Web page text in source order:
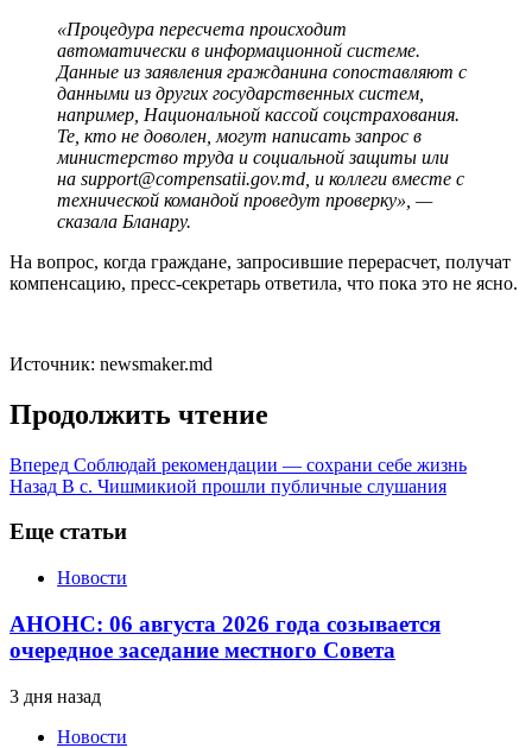
«Процедура пересчета происходит
автоматически в информационной системе.
Данные из заявления гражданина сопоставляют с
данными из других государственных систем,
например, Национальной кассой соцстрахования.
Те, кто не доволен, могут написать запрос в
министерство труда и социальной защиты или
на support@compensatii.gov.md, и коллеги вместе с
технической командой проведут проверку», —
сказала Бланару.
На вопрос, когда граждане, запросившие перерасчет, получат
компенсацию, пресс-секретарь ответила, что пока это не ясно.
Источник: newsmaker.md
Продолжить чтение
Вперед Соблюдай рекомендации — сохрани себе жизнь
Назад В с. Чишмикиой прошли публичные слушания
Еще статьи
Новости
АНОНС: 06 августа 2026 года созывается
очередное заседание местного Совета
3 дня назад
Новости